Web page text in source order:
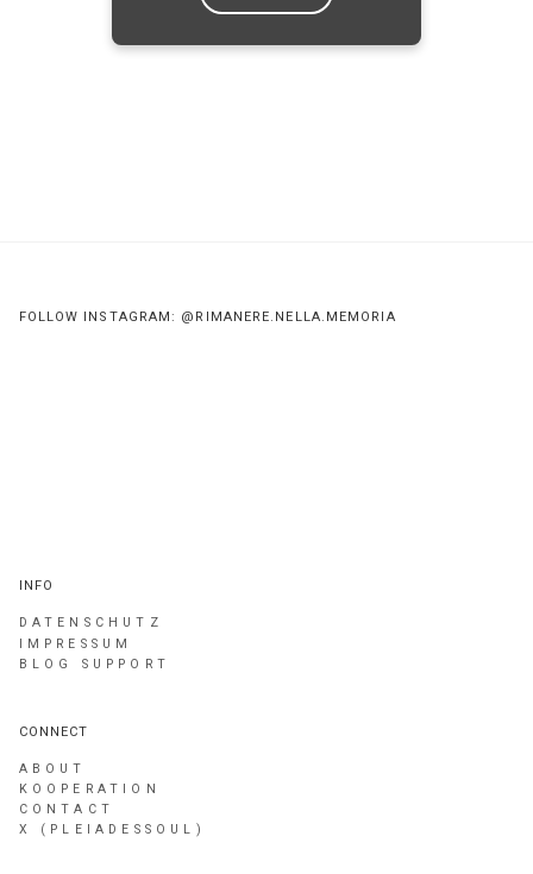
FOLLOW INSTAGRAM: @RIMANERE.NELLA.MEMORIA
INFO
DATENSCHUTZ
IMPRESSUM
BLOG SUPPORT
CONNECT
ABOUT
KOOPERATION
CONTACT
X (PLEIADESSOUL)